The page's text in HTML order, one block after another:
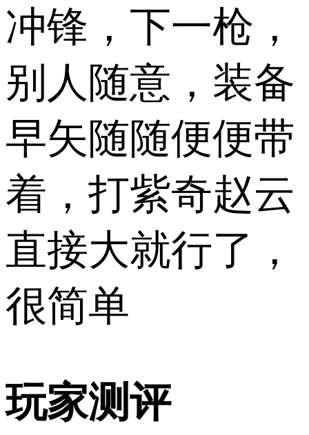
冲锋，下一枪，
别人随意，装备
早矢随随便便带
着，打紫奇赵云
直接大就行了，
很简单
玩家测评